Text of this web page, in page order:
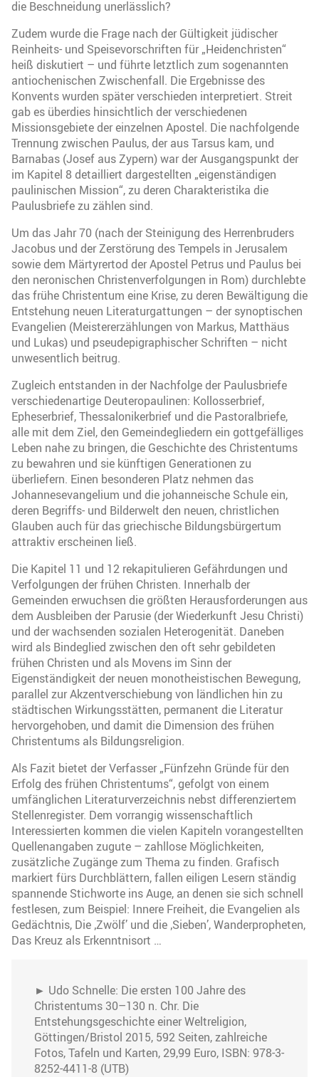
die Beschneidung unerlässlich?
Zudem wurde die Frage nach der Gültigkeit jüdischer
Reinheits- und Speisevorschriften für „Heidenchristen“
heiß diskutiert – und führte letztlich zum sogenannten
antiochenischen Zwischenfall. Die Ergebnisse des
Konvents wurden später verschieden interpretiert. Streit
gab es überdies hinsichtlich der verschiedenen
Missionsgebiete der einzelnen Apostel. Die nachfolgende
Trennung zwischen Paulus, der aus Tarsus kam, und
Barnabas (Josef aus Zypern) war der Ausgangspunkt der
im Kapitel 8 detailliert dargestellten „eigenständigen
paulinischen Mission“, zu deren Charakteristika die
Paulusbriefe zu zählen sind.
Um das Jahr 70 (nach der Steinigung des Herrenbruders
Jacobus und der Zerstörung des Tempels in Jerusalem
sowie dem Märtyrertod der Apostel Petrus und Paulus bei
den neronischen Christenverfolgungen in Rom) durchlebte
das frühe Christentum eine Krise, zu deren Bewältigung die
Entstehung neuen Literaturgattungen – der synoptischen
Evangelien (Meistererzählungen von Markus, Matthäus
und Lukas) und pseudepigraphischer Schriften – nicht
unwesentlich beitrug.
Zugleich entstanden in der Nachfolge der Paulusbriefe
verschiedenartige Deuteropaulinen: Kollosserbrief,
Epheserbrief, Thessalonikerbrief und die Pastoralbriefe,
alle mit dem Ziel, den Gemeindegliedern ein gottgefälliges
Leben nahe zu bringen, die Geschichte des Christentums
zu bewahren und sie künftigen Generationen zu
überliefern. Einen besonderen Platz nehmen das
Johannesevangelium und die johanneische Schule ein,
deren Begriffs- und Bilderwelt den neuen, christlichen
Glauben auch für das griechische Bildungsbürgertum
attraktiv erscheinen ließ.
Die Kapitel 11 und 12 rekapitulieren Gefährdungen und
Verfolgungen der frühen Christen. Innerhalb der
Gemeinden erwuchsen die größten Herausforderungen aus
dem Ausbleiben der Parusie (der Wiederkunft Jesu Christi)
und der wachsenden sozialen Heterogenität. Daneben
wird als Bindeglied zwischen den oft sehr gebildeten
frühen Christen und als Movens im Sinn der
Eigenständigkeit der neuen monotheistischen Bewegung,
parallel zur Akzentverschiebung von ländlichen hin zu
städtischen Wirkungsstätten, permanent die Literatur
hervorgehoben, und damit die Dimension des frühen
Christentums als Bildungsreligion.
Als Fazit bietet der Verfasser „Fünfzehn Gründe für den
Erfolg des frühen Christentums“, gefolgt von einem
umfänglichen Literaturverzeichnis nebst differenziertem
Stellenregister. Dem vorrangig wissenschaftlich
Interessierten kommen die vielen Kapiteln vorangestellten
Quellenangaben zugute – zahllose Möglichkeiten,
zusätzliche Zugänge zum Thema zu finden. Grafisch
markiert fürs Durchblättern, fallen eiligen Lesern ständig
spannende Stichworte ins Auge, an denen sie sich schnell
festlesen, zum Beispiel: Innere Freiheit, die Evangelien als
Gedächtnis, Die ‚Zwölf’ und die ‚Sieben’, Wanderpropheten,
Das Kreuz als Erkenntnisort …
► Udo Schnelle: Die ersten 100 Jahre des
Christentums 30–130 n. Chr. Die
Entstehungsgeschichte einer Weltreligion,
Göttingen/Bristol 2015, 592 Seiten, zahlreiche
Fotos, Tafeln und Karten, 29,99 Euro, ISBN: 978-3-
8252-4411-8 (UTB)